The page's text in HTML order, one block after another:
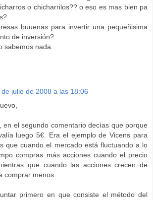
o chicharrilos?? o eso es mas bien pa
buuenas para invertir una pequeñisima
de inversión?
sabemos nada.
de julio de 2008 a las 18:06
en el segundo comentario decías que porque
luego 5€. Era el ejemplo de Vicens para
que cuando el mercado está fluctuando a lo
compras más acciones cuando el precio
que cuando las acciones crecen de
comprar menos.
primero en que consiste el método del